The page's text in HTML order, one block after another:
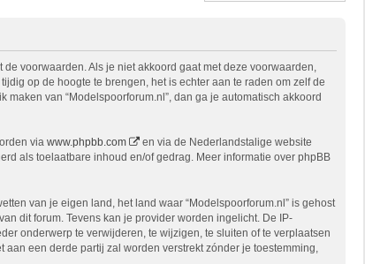
de voorwaarden. Als je niet akkoord gaat met deze voorwaarden,
op de hoogte te brengen, het is echter aan te raden om zelf de
van “Modelspoorforum.nl”, dan ga je automatisch akkoord
via www.phpbb.com
en via de Nederlandstalige website
als toelaatbare inhoud en/of gedrag. Meer informatie over phpBB
van je eigen land, het land waar “Modelspoorforum.nl” is gehost
dit forum. Tevens kan je provider worden ingelicht. De IP-
onderwerp te verwijderen, te wijzigen, te sluiten of te verplaatsen
een derde partij zal worden verstrekt zónder je toestemming,